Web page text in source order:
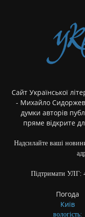
Сайт Української
- Михайло
думки авторів
пряме відкрите
Надсилайте ваші
Підтримати УЛГ:
Погода
Київ
вологість: